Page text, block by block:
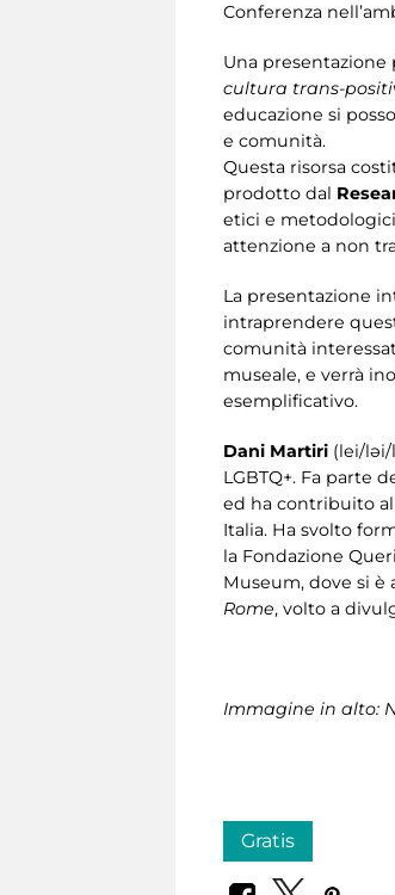
Conferenza
Una
cultura trans-
educazione si
e comunità.
Questa risorsa
prodotto dal
etici e
attenzione a non
La presentazione
intraprendere
comunità
museale, e verrà
esemplificativo.
Dani Martiri (lei/
LGBTQ+. Fa parte
ed ha contribuito
Italia. Ha svolto
la Fondazione
Museum, dove si è
Rome, volto a
Immagine in alto:
Gratis